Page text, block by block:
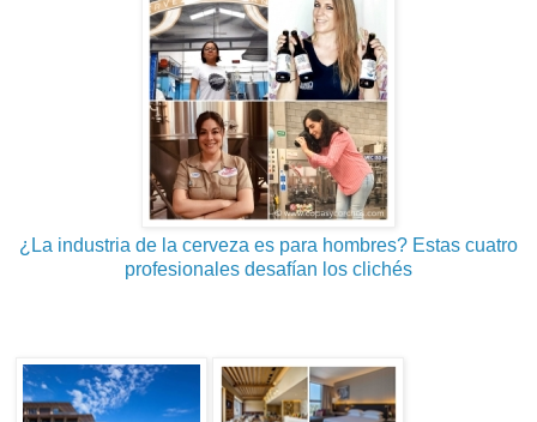
¿La industria de la cerveza es para hombres? Estas cuatro
profesionales desafían los clichés